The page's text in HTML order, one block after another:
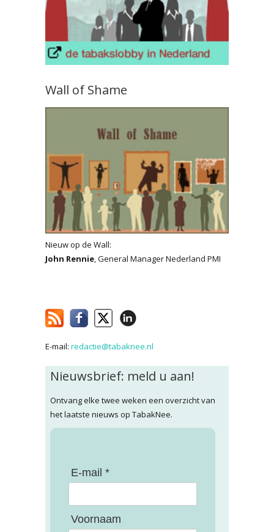
Wall of Shame
Nieuw op de Wall:
John Rennie, General Manager Nederland PMI
E-mail: redactie@tabaknee.nl
Nieuwsbrief: meld u aan!
Ontvang elke twee weken een overzicht van
het laatste nieuws op TabakNee.
E-mail *
Voornaam